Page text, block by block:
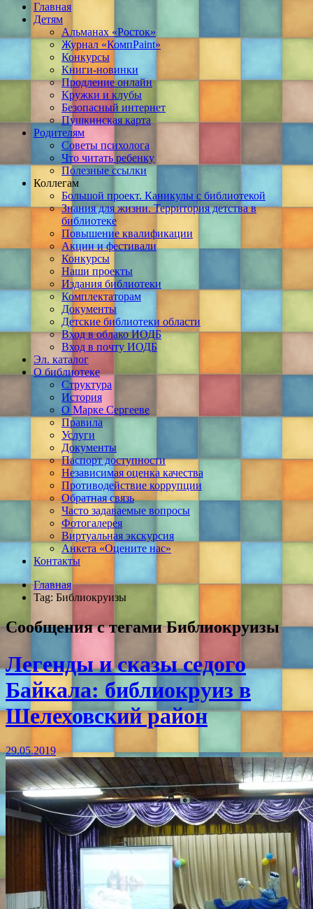
Главная
Детям
Альманах «Росток»
Журнал «КомпPaint»
Конкурсы
Книги-новинки
Продление онлайн
Кружки и клубы
Безопасный интернет
Пушкинская карта
Родителям
Советы психолога
Что читать ребенку
Полезные ссылки
Коллегам
Большой проект. Каникулы с библиотекой
Знания для жизни. Территория детства в
библиотеке
Повышение квалификации
Акции и фестивали
Конкурсы
Наши проекты
Издания библиотеки
Комплектаторам
Документы
Детские библиотеки области
Вход в облако ИОДБ
Вход в почту ИОДБ
Эл. каталог
О библиотеке
Структура
История
О Марке Сергееве
Правила
Услуги
Документы
Паспорт доступности
Независимая оценка качества
Противодействие коррупции
Обратная связь
Часто задаваемые вопросы
Фотогалерея
Виртуальная экскурсия
Анкета «Оцените нас»
Контакты
Главная
Tag: Библиокруизы
Сообщения с тегамиБиблиокруизы
Легенды и сказы седого
Байкала: библиокруиз в
Шелеховский район
29.05.2019